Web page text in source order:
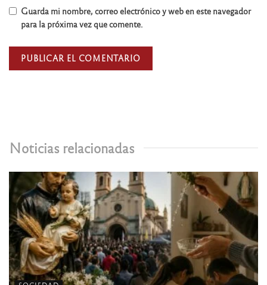
Noticias relacionadas
Guarda mi nombre, correo electrónico y web en este navegador
para la próxima vez que comente.